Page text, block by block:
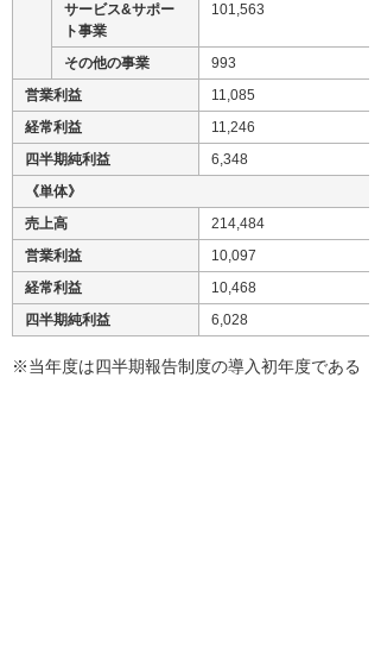
サービス&サポー
ト事業
101,563
その他の事業
993
営業利益
11,085
経常利益
11,246
四半期純利益
6,348
《単体》
売上高
214,484
営業利益
10,097
経常利益
10,468
四半期純利益
6,028
※当年度は四半期報告制度の導入初年度である